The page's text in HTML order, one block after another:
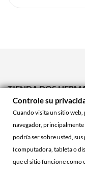
TIENDA DOS
TIENDA ONLINE
ACCOUNT
Controle su
Cuando visita un sitio
navegador,
podría ser sobre usted,
(computadora, tableta o
que el sitio funcione como